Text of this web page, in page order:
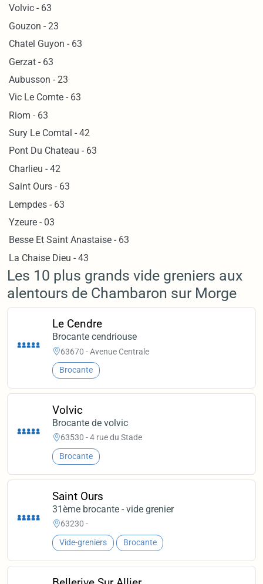
Volvic - 63
Gouzon - 23
Chatel Guyon - 63
Gerzat - 63
Aubusson - 23
Vic Le Comte - 63
Riom - 63
Sury Le Comtal - 42
Pont Du Chateau - 63
Charlieu - 42
Saint Ours - 63
Lempdes - 63
Yzeure - 03
Besse Et Saint Anastaise - 63
La Chaise Dieu - 43
Les 10 plus grands vide greniers aux
alentours de Chambaron sur Morge
Le Cendre
Brocante cendriouse
63670 - Avenue Centrale
Brocante
Volvic
Brocante de volvic
63530 - 4 rue du Stade
Brocante
Saint Ours
31ème brocante - vide grenier
63230 -
Vide-greniers Brocante